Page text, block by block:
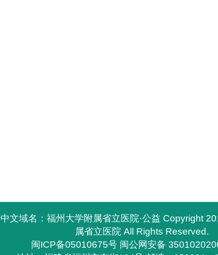
中文域名：福州大学附属省立医院·公益 Copyright
属省立医院 All Rights Reserved.
闽ICP备05010675号 闽公网安备